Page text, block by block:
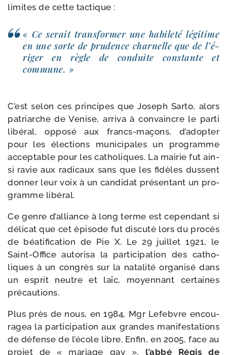
limites de cette tactique :
« Ce serait trans­for­mer une habi­le­té légi­time
en une sorte de pru­dence char­nelle que de l’é­
ri­ger en règle de conduite constante et
commune. »
C’est selon ces prin­cipes que Joseph Sarto, alors
patriarche de Venise, arri­va à convaincre le par­ti
libé­ral, oppo­sé aux francs-​maçons, d’a­dop­ter
pour les élec­tions muni­ci­pales un pro­gramme
accep­table pour les catho­liques. La mai­rie fut ain­
si ravie aux radi­caux sans que les fidèles dussent
don­ner leur voix à un can­di­dat pré­sen­tant un pro­
gramme libéral.
Ce genre d’al­liance à long terme est cepen­dant si
déli­cat que cet épi­sode fut dis­cu­té lors du pro­cès
de béa­ti­fi­ca­tion de Pie X. Le 29 juillet 1921, le
Saint-​Office auto­ri­sa la par­ti­ci­pa­tion des catho­
liques à un congrès sur la nata­li­té orga­ni­sé dans
un esprit neutre et laïc, moyen­nant cer­taines
précautions.
Plus près de nous, en 1984, Mgr Lefebvre encou­
ra­gea la par­ti­ci­pa­tion aux grandes mani­fes­ta­tions
de défense de l’é­cole libre. Enfin, en 2005, face au
pro­jet de « mariage gay », l’ab­bé Régis de